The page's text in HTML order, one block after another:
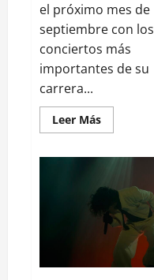
el próximo mes de
septiembre con los
conciertos más
importantes de su
carrera...
Leer Más